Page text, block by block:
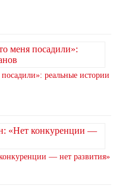
реальные истории
— нет развития»